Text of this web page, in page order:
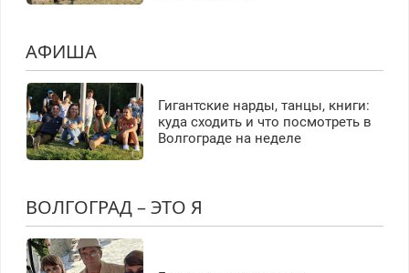
АФИША
Гигантские нарды, танцы, книги:
куда сходить и что посмотреть в
Волгограде на неделе
ВОЛГОГРАД – ЭТО Я